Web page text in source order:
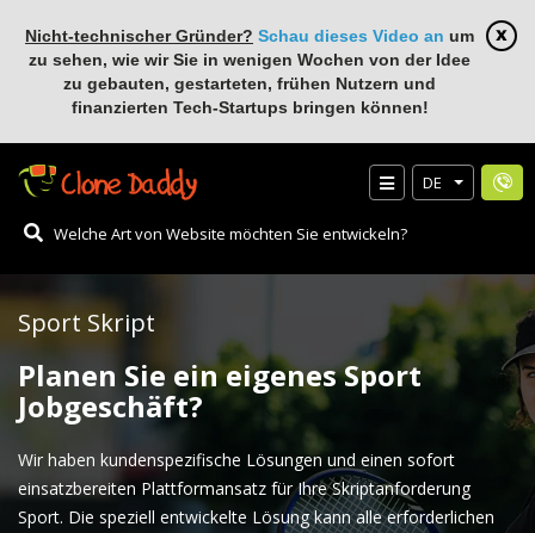
Nicht-technischer Gründer? Schau dieses Video an um
zu sehen, wie wir Sie in wenigen Wochen von der Idee
zu gebauten, gestarteten, frühen Nutzern und
finanzierten Tech-Startups bringen können!
DE
Sport Skript
Planen Sie ein eigenes Sport
Jobgeschäft?
Wir haben kundenspezifische Lösungen und einen sofort
einsatzbereiten Plattformansatz für Ihre Skriptanforderung
Sport. Die speziell entwickelte Lösung kann alle erforderlichen